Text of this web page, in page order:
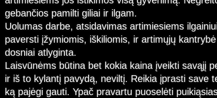
gebančios pamilti giliai ir ilgam.
Uolumas darbe, atsidavimas artimiesiems
paversti įžymiomis, iškiliomis, ir artimųjų
dosniai atlyginta.
Laisvūnėms būtina bet kokia kaina įveikti savąjį
ir iš to kylantį pavydą, neviltį. Reikia įprasti save
ką pajėgi gauti. Ypač pravartu puoselėti